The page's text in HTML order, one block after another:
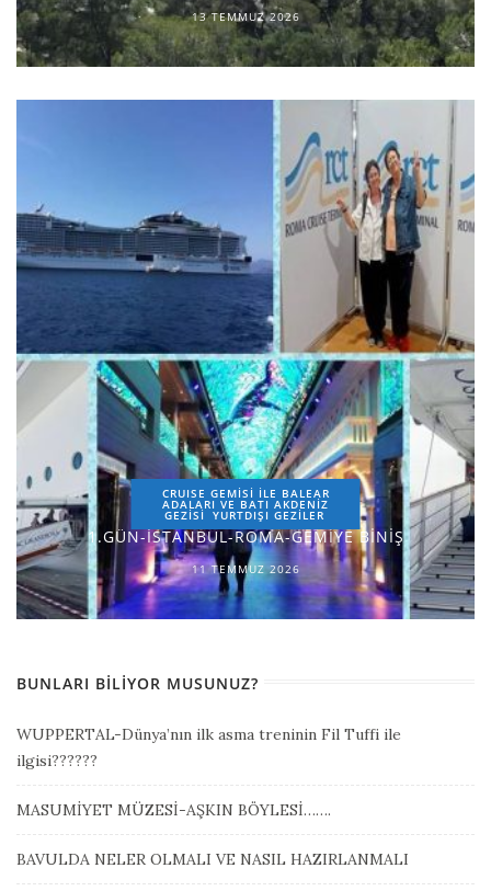
13 TEMMUZ 2026
CRUISE GEMİSİ İLE BALEAR
ADALARI VE BATI AKDENİZ
GEZİSİ YURTDIŞI GEZILER
1.GÜN-İSTANBUL-ROMA-GEMİYE BİNİŞ
11 TEMMUZ 2026
BUNLARI BILIYOR MUSUNUZ?
WUPPERTAL-Dünya’nın ilk asma treninin Fil Tuffi ile
ilgisi??????
MASUMİYET MÜZESİ-AŞKIN BÖYLESİ…….
BAVULDA NELER OLMALI VE NASIL HAZIRLANMALI